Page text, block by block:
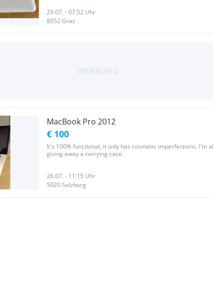
29.07. - 07:52 Uhr
8052 Graz
MacBook Pro 2012
€ 100
It's 100% functional, it only has cosmetic imperfections. I'm
giving away a carrying case.
26.07. - 11:15 Uhr
5020 Salzburg